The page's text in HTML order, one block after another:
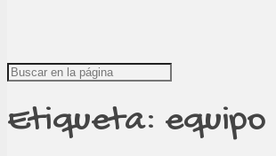
Etiqueta: equipo